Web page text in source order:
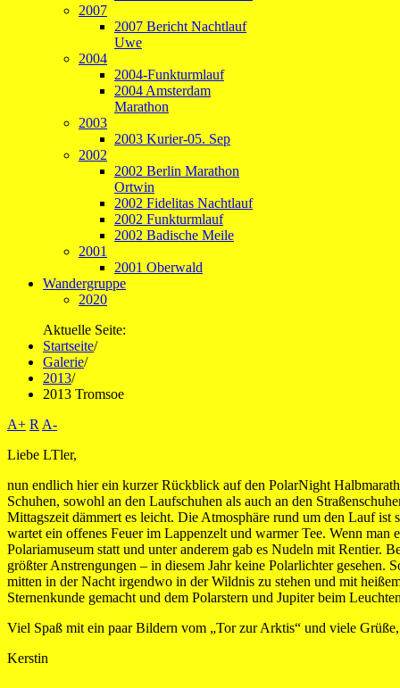
2007
2007 Bericht Nachtlauf
Uwe
2004
2004-Funkturmlauf
2004 Amsterdam
Marathon
2003
2003 Kurier-05. Sep
2002
2002 Berlin Marathon
Ortwin
2002 Fidelitas Nachtlauf
2002 Funkturmlauf
2002 Badische Meile
2001
2001 Oberwald
Wandergruppe
2020
Aktuelle Seite:
Startseite/
Galerie/
2013/
2013 Tromsoe
A+ R A-
Liebe LTler,
nun endlich hier ein kurzer Rückblick auf den PolarNight
Schuhen, sowohl an den Laufschuhen als auch an den
Mittagszeit dämmert es leicht. Die Atmosphäre rund um den Lauf ist
wartet ein offenes Feuer im Lappenzelt und warmer Tee. Wenn
Polariamuseum statt und unter anderem gab es Nudeln mit
größter Anstrengungen – in diesem Jahr keine Polarlichter
mitten in der Nacht irgendwo in der Wildnis zu stehen und mit
Sternenkunde gemacht und dem Polarstern und Jupiter beim
Viel Spaß mit ein paar Bildern vom „Tor zur Arktis“ und viele Grüße,
Kerstin